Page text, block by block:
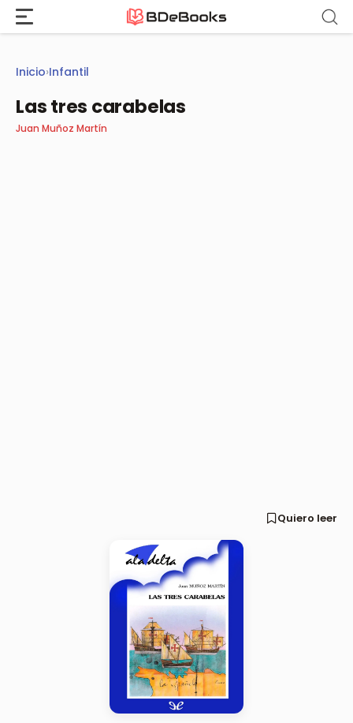
Saltar
contenido
Inicio›Infantil
Las tres carabelas
Juan Muñoz Martín
Quiero leer